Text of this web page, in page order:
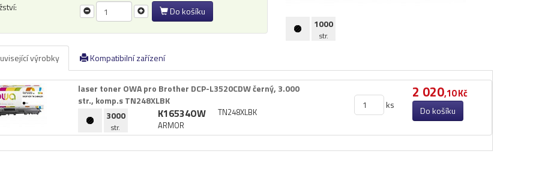
Do košíku
1000
str.
výrobky Kompatibilní zařízení
laser toner OWA pro Brother DCP-​L3520CDW černý,​ 3.​000
str.​,​ komp.​s TN248XLBK
3000
str.
K16534OW
ARMOR
TN248XLBK
ks
2 020,10 Kč
Do košíku